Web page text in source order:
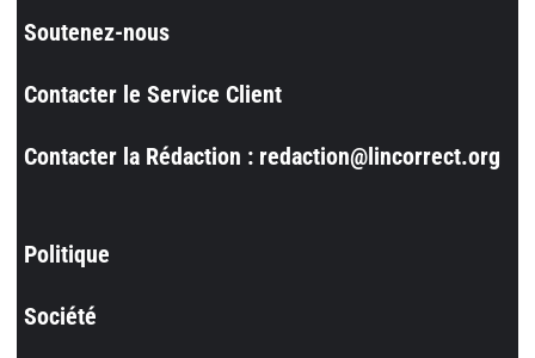
Soutenez-nous
Contacter le Service Client
Contacter la Rédaction : redaction@lincorrect.org
Politique
Société